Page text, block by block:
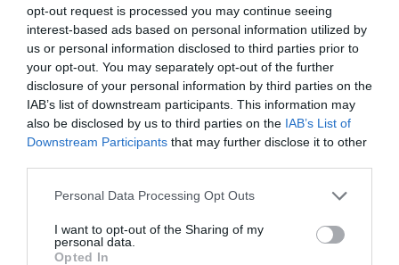
opt-out request is processed you may continue seeing
interest-based ads based on personal information utilized by
us or personal information disclosed to third parties prior to
your opt-out. You may separately opt-out of the further
disclosure of your personal information by third parties on the
IAB’s list of downstream participants. This information may
also be disclosed by us to third parties on the IAB’s List of
Downstream Participants that may further disclose it to other
Personal Data Processing Opt Outs
I want to opt-out of the Sharing of my
personal data.
Opted In
Con esta redistribución, todavía quedarían cerca de
729 plazas por asignardentro del paquete global de
1.249 puestos anunciado por la Generalitat.